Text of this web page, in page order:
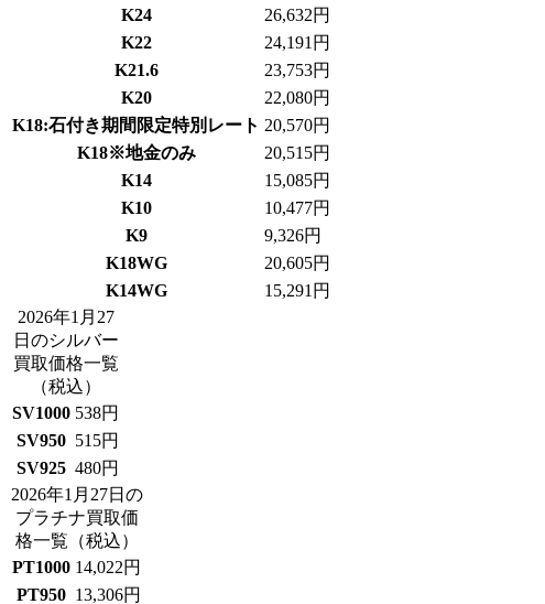
K24
26,632円
K22
24,191 円
K21.6
23,753円
K20
22,080円
K18:石付き期間限定特別レート 20,570円
K18※地金のみ
20,515円
K14
15,085円
K10
10,477円
K9
9,326円
K18WG
20,605円
K14WG
15,291 円
2026年1月27
日のシルバー
買取価格一覧
（税込）
SV1000 538円
SV950 515円
SV925 480円
2026年1月27日の
プラチナ買取価
格一覧 （税込）
PT1000 14,022円
PT950 13,306円